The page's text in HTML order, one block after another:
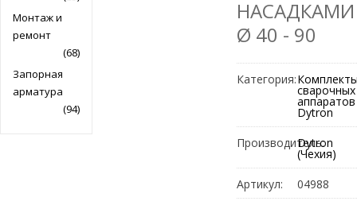
НАСАДКАМИ
Ø 40 - 90
Категория:
сварочных
аппаратов
Dytron
Производитель:
Dytron
(Чехия)
Артикул:
04988
Монтаж и
ремонт
(68)
Запорная
арматура
(94)